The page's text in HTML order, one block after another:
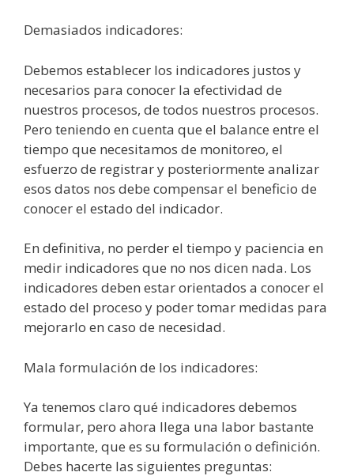
Demasiados indicadores:
Debemos establecer los indicadores justos y
necesarios para conocer la efectividad de
nuestros procesos, de todos nuestros procesos.
Pero teniendo en cuenta que el balance entre el
tiempo que necesitamos de monitoreo, el
esfuerzo de registrar y posteriormente analizar
esos datos nos debe compensar el beneficio de
conocer el estado del indicador.
En definitiva, no perder el tiempo y paciencia en
medir indicadores que no nos dicen nada. Los
indicadores deben estar orientados a conocer el
estado del proceso y poder tomar medidas para
mejorarlo en caso de necesidad.
Mala formulación de los indicadores:
Ya tenemos claro qué indicadores debemos
formular, pero ahora llega una labor bastante
importante, que es su formulación o definición.
Debes hacerte las siguientes preguntas: